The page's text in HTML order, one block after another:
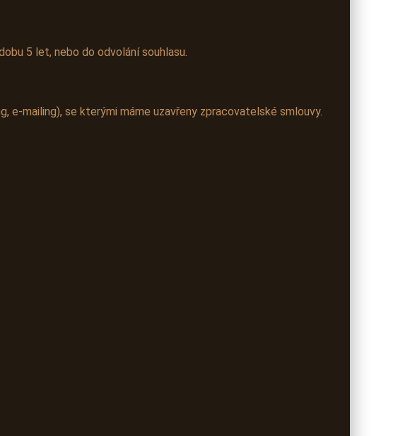
5 let, nebo do odvolání souhlasu.
e-mailing), se kterými máme uzavřeny zpracovatelské smlouvy.